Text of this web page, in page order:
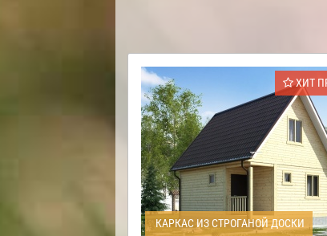
ХИТ
КАРКАС ИЗ СТРОГАНОЙ ДОСКИ